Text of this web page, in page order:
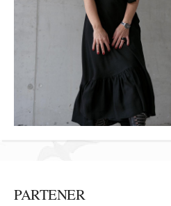
PARTENER